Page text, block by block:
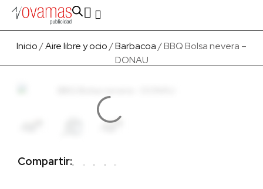
Inicio/Aire libre y ocio/Barbacoa/ BBQ Bolsa nevera –
DONAU
Compartir: